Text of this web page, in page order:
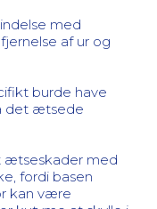
med
af ur og
burde have
det ætsede
ætseskader med
fordi basen
kan være